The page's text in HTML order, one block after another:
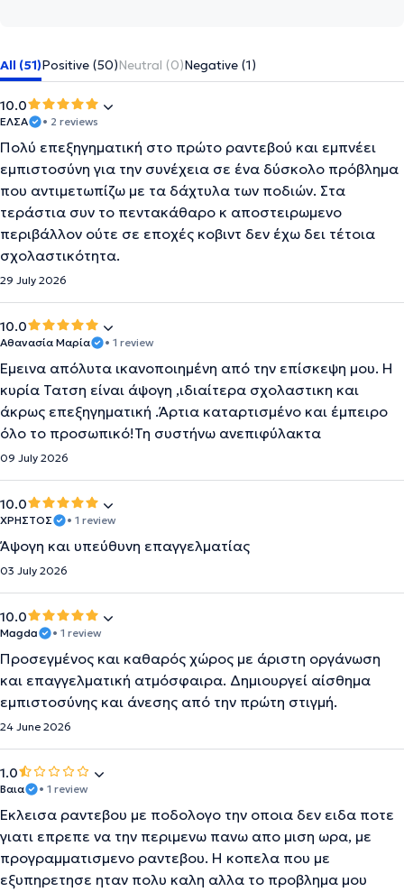
All (51)Positive (50)Neutral (0)Negative (1)
10.0
ΈΛΣΑ • 2 reviews
Πολύ επεξηγηματική στο πρώτο ραντεβού και εμπνέει
εμπιστοσύνη για την συνέχεια σε ένα δύσκολο πρόβλημα
που αντιμετωπίζω με τα δάχτυλα των ποδιών. Στα
τεράστια συν το πεντακάθαρο κ αποστειρωμενο
περιβάλλον ούτε σε εποχές κοβιντ δεν έχω δει τέτοια
σχολαστικότητα.
29 July 2026
10.0
Αθανασία Μαρία • 1 review
Εμεινα απόλυτα ικανοποιημένη από την επίσκεψη μου. Η
κυρία Τατση είναι άψογη ,ιδιαίτερα σχολαστικη και
άκρως επεξηγηματική .Άρτια καταρτισμένο και έμπειρο
όλο το προσωπικό!Τη συστήνω ανεπιφύλακτα
09 July 2026
10.0
ΧΡΗΣΤΟΣ • 1 review
Άψογη και υπεύθυνη επαγγελματίας
03 July 2026
10.0
Magda • 1 review
Προσεγμένος και καθαρός χώρος με άριστη οργάνωση
και επαγγελματική ατμόσφαιρα. Δημιουργεί αίσθημα
εμπιστοσύνης και άνεσης από την πρώτη στιγμή.
24 June 2026
1.0
Βαια • 1 review
Εκλεισα ραντεβου με ποδολογο την οποια δεν ειδα ποτε
γιατι επρεπε να την περιμενω πανω απο μιση ωρα, με
προγραμματισμενο ραντεβου. Η κοπελα που με
εξυπηρετησε ηταν πολυ καλη αλλα το προβλημα μου